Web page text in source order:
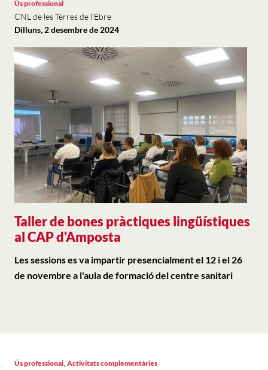
Taller de bones pràctiques lingüístiques
al CAP d'Amposta
Ús professional
CNL de les Terres de l'Ebre
Dilluns, 2 desembre de 2024
Les sessions es va impartir presencialment el 12 i el 26
de novembre a l'aula de formació del centre sanitari
Ús professional Activitats complementàries